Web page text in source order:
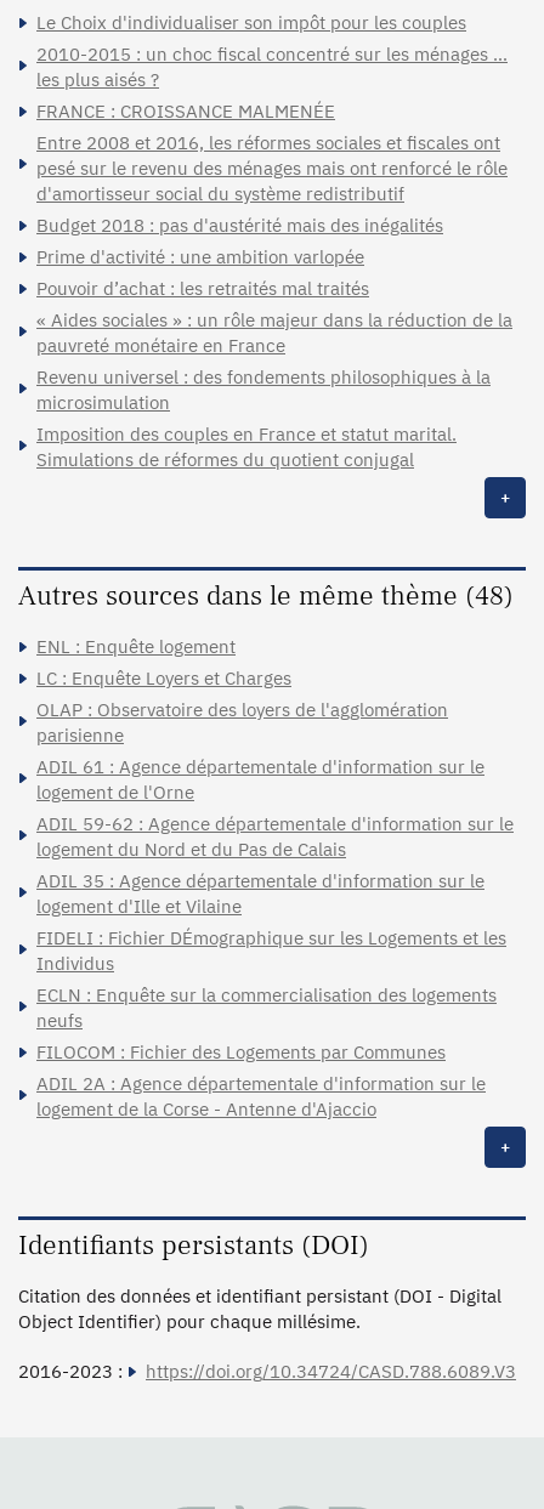
Le Choix d'individualiser son impôt pour les couples
2010-2015 : un choc fiscal concentré sur les ménages …
les plus aisés ?
FRANCE : CROISSANCE MALMENÉE
Entre 2008 et 2016, les réformes sociales et fiscales ont
pesé sur le revenu des ménages mais ont renforcé le rôle
d'amortisseur social du système redistributif
Budget 2018 : pas d'austérité mais des inégalités
Prime d'activité : une ambition varlopée
Pouvoir d’achat : les retraités mal traités
« Aides sociales » : un rôle majeur dans la réduction de la
pauvreté monétaire en France
Revenu universel : des fondements philosophiques à la
microsimulation
Imposition des couples en France et statut marital.
Simulations de réformes du quotient conjugal
+
Autres sources dans le même thème (48)
ENL : Enquête logement
LC : Enquête Loyers et Charges
OLAP : Observatoire des loyers de l'agglomération
parisienne
ADIL 61 : Agence départementale d'information sur le
logement de l'Orne
ADIL 59-62 : Agence départementale d'information sur le
logement du Nord et du Pas de Calais
ADIL 35 : Agence départementale d'information sur le
logement d'Ille et Vilaine
FIDELI : Fichier DÉmographique sur les Logements et les
Individus
ECLN : Enquête sur la commercialisation des logements
neufs
FILOCOM : Fichier des Logements par Communes
ADIL 2A : Agence départementale d'information sur le
logement de la Corse - Antenne d'Ajaccio
+
Identifiants persistants (DOI)
Citation des données et identifiant persistant (DOI - Digital
Object Identifier) pour chaque millésime.
2016-2023 : https://doi.org/10.34724/CASD.788.6089.V3